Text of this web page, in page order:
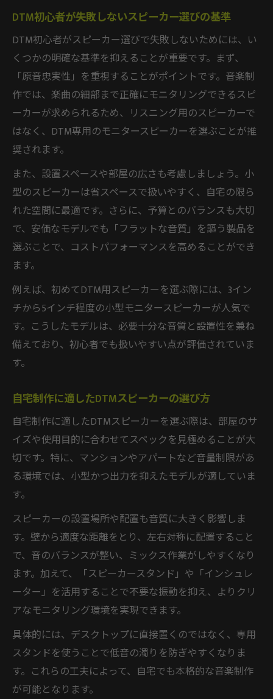
部屋の広さで異なる最適DTMスピーカー
部屋サイズ別DTMスピーカーの最適な選択
法
DTMスピーカー選びは部屋の広さが決め手
になる
コンパクトな部屋に合うDTMスピーカーの
特徴
広い部屋でも活きるDTMスピーカーのポイ
ント
部屋の音響とDTMスピーカーの相性を考え
る
配置から音質まで徹底するDTM対策
DTMスピーカー配置で音質を最大限引き出
最適なDTMスピーカー配置と部屋の響き対
策
音が変わるDTMスピーカーの正しい置き方
DTMスピーカーとスタンド活用で音質アッ
整
小型DTMスピーカーでも原音を忠実に再現
小型DTMスピーカーで実現する原音再現の
コツ
省スペースでも妥協しないDTM音質の確保
小型DTMスピーカー選びで重視すべき性能
DTM制作で小型スピーカーを活かす設置方
法
原音忠実な小型DTMスピーカーの活用術
スピーカー不要説を検証するDTM制作の視点
検証
ヘッドホンとDTMスピーカーの違いを徹底
比較
DTM初心者が失敗しないスピーカー選びの基準
DTM初心者がスピーカー選びで失敗しないためには、い
くつかの明確な基準を抑えることが重要です。まず、
「原音忠実性」を重視することがポイントです。音楽制
作では、楽曲の細部まで正確にモニタリングできるスピ
ーカーが求められるため、リスニング用のスピーカーで
はなく、DTM専用のモニタースピーカーを選ぶことが推
奨されます。
また、設置スペースや部屋の広さも考慮しましょう。小
型のスピーカーは省スペースで扱いやすく、自宅の限ら
れた空間に最適です。さらに、予算とのバランスも大切
で、安価なモデルでも「フラットな音質」を謳う製品を
選ぶことで、コストパフォーマンスを高めることができ
ます。
例えば、初めてDTM用スピーカーを選ぶ際には、3イン
チから5インチ程度の小型モニタースピーカーが人気で
す。こうしたモデルは、必要十分な音質と設置性を兼ね
備えており、初心者でも扱いやすい点が評価されていま
す。
自宅制作に適したDTMスピーカーの選び方
自宅制作に適したDTMスピーカーを選ぶ際は、部屋のサ
イズや使用目的に合わせてスペックを見極めることが大
切です。特に、マンションやアパートなど音量制限があ
る環境では、小型かつ出力を抑えたモデルが適していま
す。
スピーカーの設置場所や配置も音質に大きく影響しま
す。壁から適度な距離をとり、左右対称に配置すること
で、音のバランスが整い、ミックス作業がしやすくなり
ます。加えて、「スピーカースタンド」や「インシュレ
ーター」を活用することで不要な振動を抑え、よりクリ
アなモニタリング環境を実現できます。
具体的には、デスクトップに直接置くのではなく、専用
スタンドを使うことで低音の濁りを防ぎやすくなりま
す。これらの工夫によって、自宅でも本格的な音楽制作
が可能となります。